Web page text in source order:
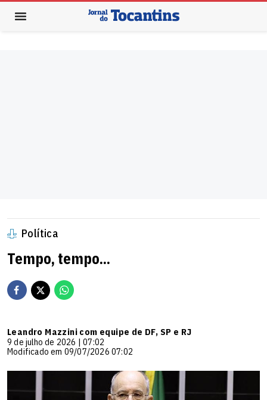
Política
Tempo, tempo...
Leandro Mazzini com equipe de DF, SP e RJ
9 de julho de 2026 | 07:02
Modificado em 09/07/2026 07:02